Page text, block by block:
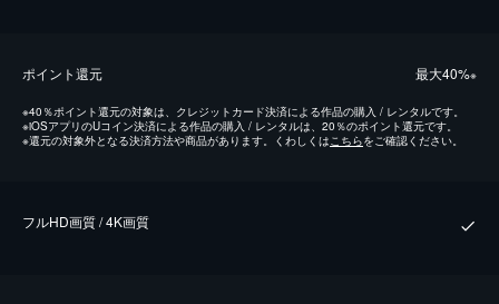
ポイント還元 最⼤40%※
※40％ポイント還元の対象は、クレジットカード決済による作品の購入 / レンタルです。
※iOSアプリのUコイン決済による作品の購入 / レンタルは、20％のポイント還元です。
※還元の対象外となる決済方法や商品があります。くわしくはこちらをご確認ください。
フルHD画質 / 4K画質